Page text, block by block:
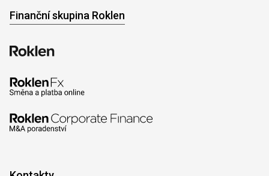
Finanční skupina Roklen